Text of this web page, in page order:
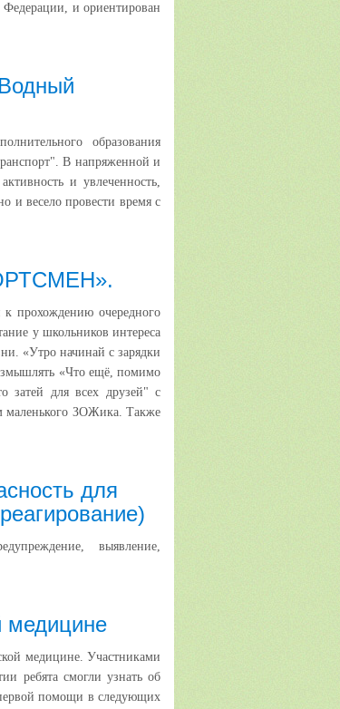
Федерации, и ориентирован
образования
В напряженной и
и увлеченность,
и весело провести время с
прохождению очередного
у школьников интереса
«Утро начинай с зарядки
«Что ещё, помимо
затей для всех друзей" с
маленького ЗОЖика. Также
для
выявление,
медицине
медицине. Участниками
ребята смогли узнать об
помощи в следующих